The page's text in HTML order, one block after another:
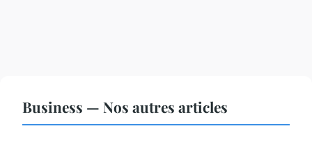
Business — Nos autres articles